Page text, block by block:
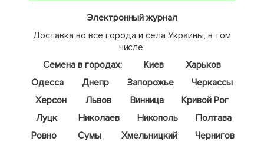
Электронный журнал
Доставка во все города и села Украины, в том
числе:
Семена в городах:
Киев
Харьков
Одесса
Днепр Запорожье
Черкассы
Херсон
Львов Винница
Кривой Рог
Луцк
Николаев Никополь
Полтава
Ровно
Сумы Хмельницкий
Чернигов